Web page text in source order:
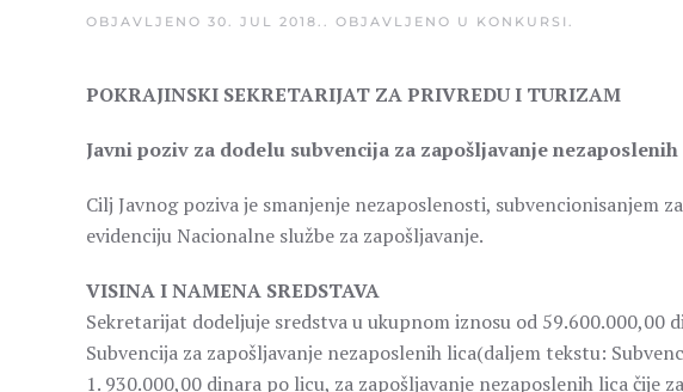
OBJAVLJENO 30. JUL 2018. . OBJAVLJENO U KONKURSI .
POKRAJINSKI SEKRETARIJAT ZA PRIVREDU I TURIZAM
Javni poziv za dodelu subvencija za zapošljavanje
Cilj Javnog poziva je smanjenje nezaposlenosti, subvencionisanjem
evidenciju Nacionalne službe za zapošljavanje.
VISINA I NAMENA SREDSTAVA
Sekretarijat dodeljuje sredstva u ukupnom iznosu od 59.600.000,00
Subvencija za zapošljavanje nezaposlenih lica(daljem tekstu:
1. 930.000,00 dinara po licu, za zapošljavanje nezaposlenih lica čije